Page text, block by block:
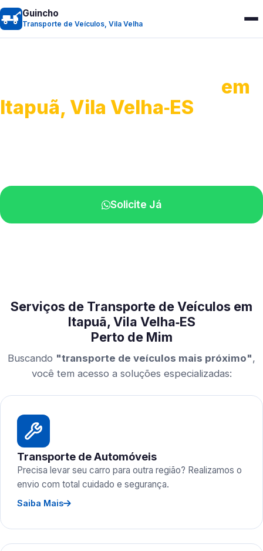
Guincho
Transporte de Veículos, Vila Velha
em
Itapuã, Vila Velha‑ES
Solicite Já
Serviços de Transporte de Veículos em
Itapuã, Vila Velha‑ES
Perto de Mim
Buscando "transporte de veículos mais próximo",
você tem acesso a soluções especializadas:
Transporte de Automóveis
Precisa levar seu carro para outra região? Realizamos o
envio com total cuidado e segurança.
Saiba Mais